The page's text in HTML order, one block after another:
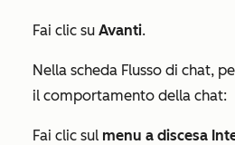
Fai clic su Avanti.
Nella scheda Flusso di chat,
il comportamento della chat:
Fai clic sul menu a discesa